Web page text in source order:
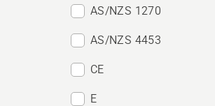
AS/NZS 1270
AS/NZS 4453
CE
E